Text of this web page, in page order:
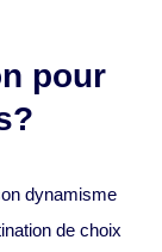
pour
dynamisme
de choix